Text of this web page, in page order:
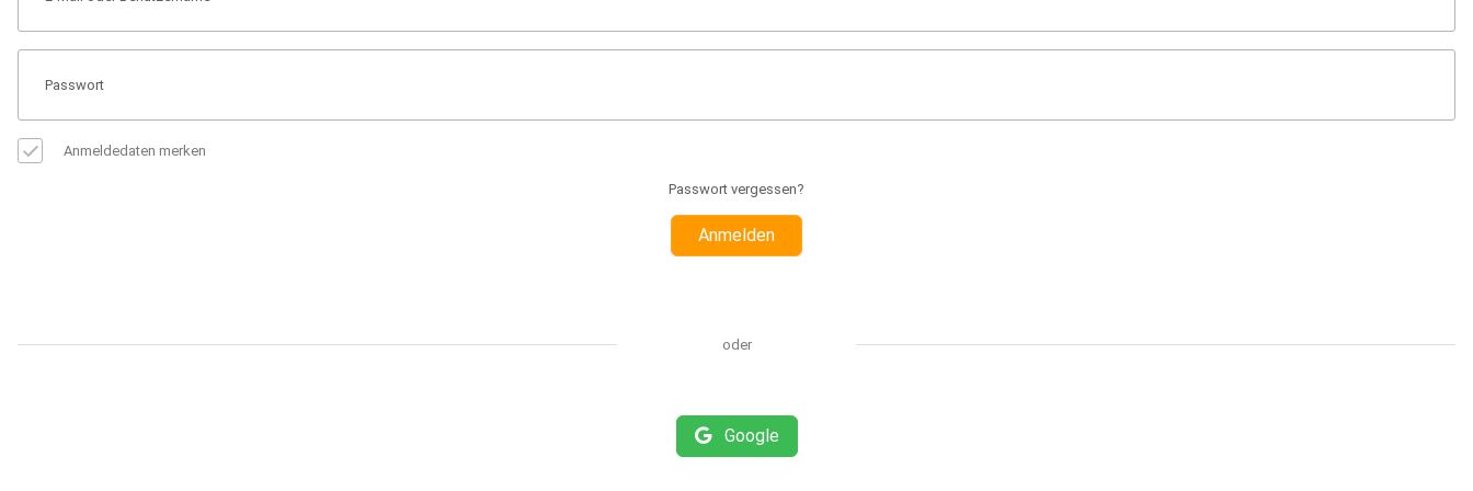
Anmeldedaten merken
Passwort vergessen?
Anmelden
oder
Google